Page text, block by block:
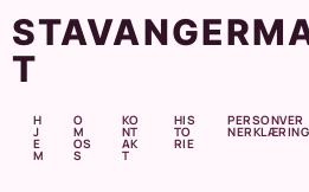
T
H
J
E
M
O
M
OS
S
KO
NT
AK
T
HIS
TO
RIE
PERSONVER
NERKLÆRING